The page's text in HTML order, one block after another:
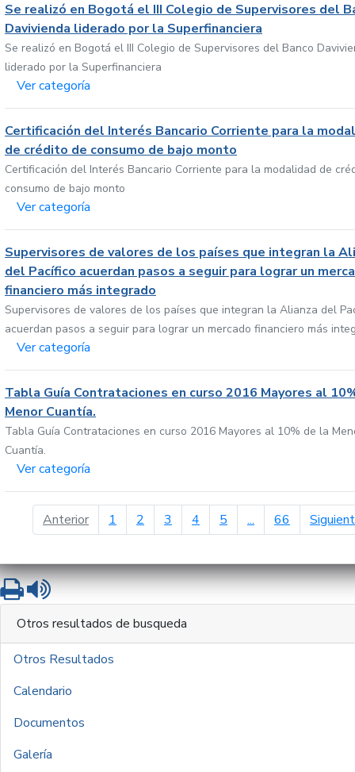
Se realizó en Bogotá el III Colegio de Supervisores del
Davivienda liderado por la Superfinanciera
Se realizó en Bogotá el III Colegio de Supervisores del Banco
liderado por la Superfinanciera
Ver categoría
Certificación del Interés Bancario Corriente para la
de crédito de consumo de bajo monto
Certificación del Interés Bancario Corriente para la modalidad de
consumo de bajo monto
Ver categoría
Supervisores de valores de los países que integran la
del Pacífico acuerdan pasos a seguir para lograr un
financiero más integrado
Supervisores de valores de los países que integran la Alianza del
acuerdan pasos a seguir para lograr un mercado financiero más
Ver categoría
Tabla Guía Contrataciones en curso 2016 Mayores al
Menor Cuantía.
Tabla Guía Contrataciones en curso 2016 Mayores al 10% de la
Cuantía.
Ver categoría
Anteriorpágina anterior
1 2 3 4 5 ... 66
ImprimirLeer contenido
Otros resultados de busqueda
Otros Resultados
Calendario
Documentos
Galería